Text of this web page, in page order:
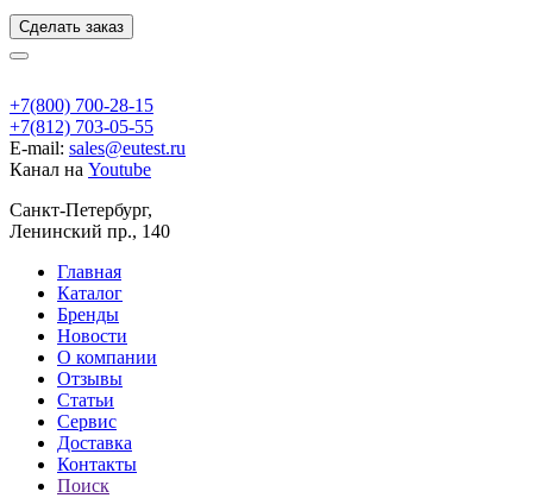
Сделать заказ
+7(800) 700-28-15
+7(812) 703-05-55
E-mail: sales@eutest.ru
Канал на Youtube
Санкт-Петербург,
Ленинский пр., 140
Главная
Каталог
Бренды
Новости
О компании
Отзывы
Статьи
Сервис
Доставка
Контакты
Поиск